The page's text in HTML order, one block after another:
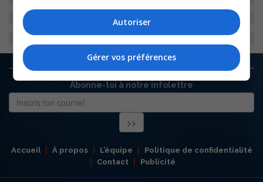
Abonne-toi à notre infolettre
Accueil À propos L’équipe
Politique de confidentialité
Contact
Publicité
Autoriser
Gérer vos préférences